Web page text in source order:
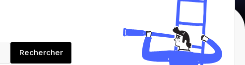
RechercherRechercher